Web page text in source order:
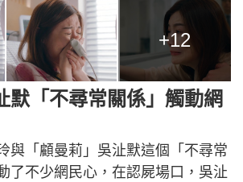
+12
默「不尋常關係」觸動網
與「顧曼莉」吳沚默這個「不尋常
了不少網民心，在認屍場口，吳沚